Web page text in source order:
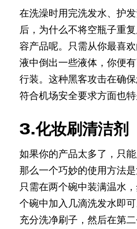
在洗澡时用完洗发水、护
后，为什么不将空瓶子重
容产品呢。只需从你最喜
液中倒出一些液体，你便
行装。这种黑客攻击在确
符合机场安全要求方面也特
3.化妆刷清洁剂
如果你的产品太多了，只能
那么一个巧妙的使用方法是
只需在两个碗中装满温水
个碗中加入几滴洗发水即
充分洗净刷子，然后在第